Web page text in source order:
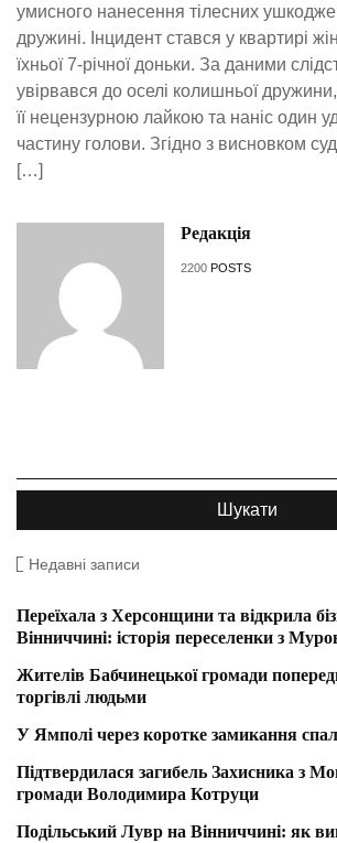
умисного нанесення тілесних
дружині. Інцидент стався у квартирі
їхньої 7-річної доньки. За даними
увірвався до оселі колишньої
її нецензурною лайкою та наніс один
частину голови. Згідно з висновком
[…]
Редакція
2200 POSTS
Недавні записи
Переїхала з Херсонщини та відкрила
Вінниччині: історія переселенки з
Жителів Бабчинецької громади
торгівлі людьми
У Ямполі через коротке замикання
Підтвердилася загибель Захисника з
громади Володимира Котруци
Подільський Лувр на Вінниччині: як